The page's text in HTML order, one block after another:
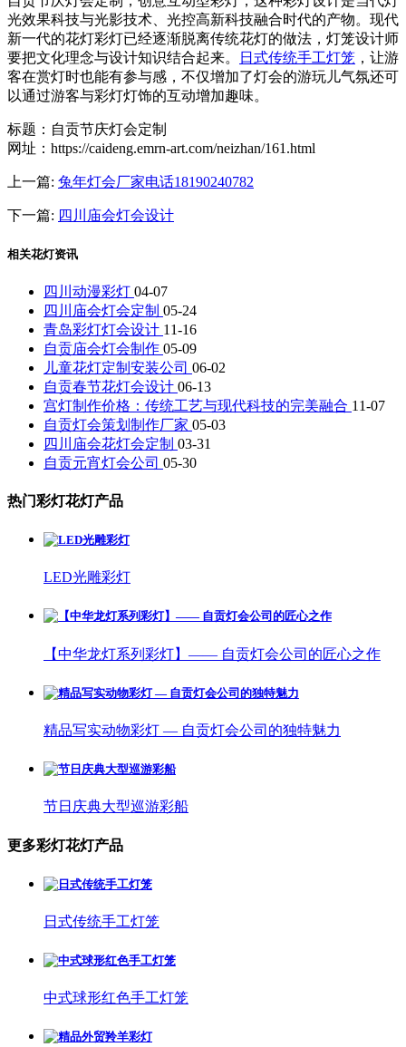
光效果科技与光影技术、光控高新科技融合时代的产物。现代
新一代的花灯彩灯已经逐渐脱离传统花灯的做法，灯笼设计师
要把文化理念与设计知识结合起来。
日式传统手工灯笼 ，让游
客在赏灯时也能有参与感，不仅增加了灯会的游玩儿气氛还可
以通过游客与彩灯灯饰的互动增加趣味。
标题：自贡节庆灯会定制
网址：https://caideng.emrn-art.com/neizhan/161.html
上一篇: 兔年灯会厂家电话18190240782
下一篇: 四川庙会灯会设计
相关花灯资讯
四川动漫彩灯 04-07
四川庙会灯会定制 05-24
青岛彩灯灯会设计 11-16
自贡庙会灯会制作 05-09
儿童花灯定制安装公司 06-02
自贡春节花灯会设计 06-13
宫灯制作价格：传统工艺与现代科技的完美融合 11-07
自贡灯会策划制作厂家 05-03
四川庙会花灯会定制 03-31
自贡元宵灯会公司 05-30
热门彩灯花灯产品
LED光雕彩灯
【中华龙灯系列彩灯】—— 自贡灯会公司的匠心之作
精品写实动物彩灯 — 自贡灯会公司的独特魅力
节日庆典大型巡游彩船
更多彩灯花灯产品
日式传统手工灯笼
中式球形红色手工灯笼